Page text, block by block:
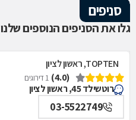
סניפים
גלו את הסניפים הנוספים שלנו
TOPTEN, ראשון לציון
(4.0)
1 דירוגים
רוטשילד 45, ראשון לציון
03-5522749